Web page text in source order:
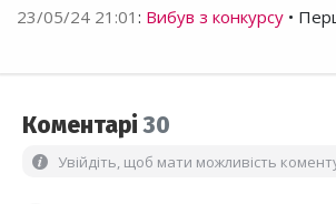
23/05/24 21:01 : Вибув з конкурсу •
Коментарі30
Увійдіть, щоб мати можливість